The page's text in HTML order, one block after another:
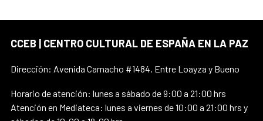
CCEB | CENTRO CULTURAL DE ESPAÑA EN LA PAZ
Dirección: Avenida Camacho #1484. Entre Loayza y Bueno
Horario de atención: lunes a sábado de 9:00 a 21:00 hrs
Atención en Mediateca: lunes a viernes de 10:00 a 21:00 hrs y